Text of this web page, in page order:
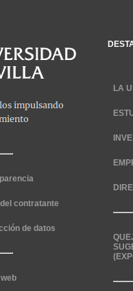
contratante
de datos
LA